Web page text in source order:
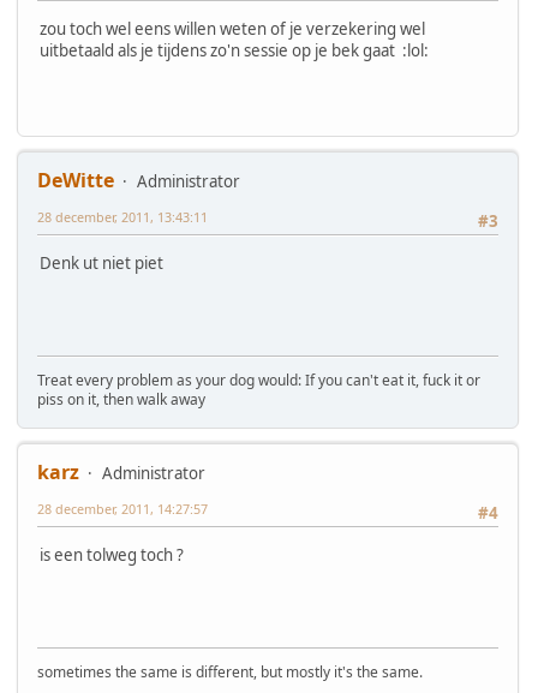
zou toch wel eens willen weten of je verzekering wel
uitbetaald als je tijdens zo'n sessie op je bek gaat :lol:
DeWitte
Administrator
#3
28 december, 2011, 13:43:11
Denk ut niet piet
Treat every problem as your dog would: If you can't eat it, fuck it or
piss on it, then walk away
karz
Administrator
#4
28 december, 2011, 14:27:57
is een tolweg toch ?
sometimes the same is different, but mostly it's the same.